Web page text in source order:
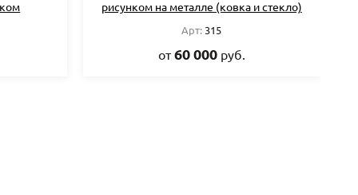
рисунком на металле (ковка и стекло)
Арт: 315
от60 000 руб.